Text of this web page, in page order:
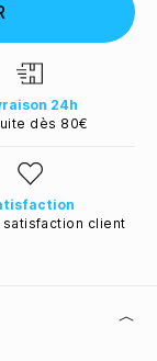
24h
dès 80€
satisfaction client